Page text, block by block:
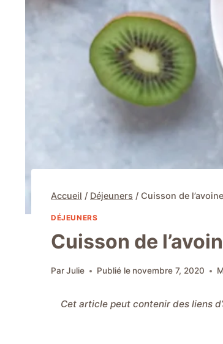
Accueil / Déjeuners / Cuisson de
DÉJEUNERS
Cuisson de
ParJulie Publié le novembre 7, 2020
Cet article peut contenir des liens d’affiliation Amazon. Ces liens me permettent de gagner une commission sur les